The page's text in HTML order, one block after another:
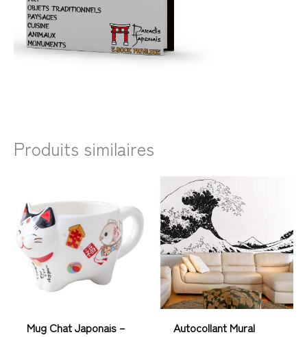
Produits similaires
Mug Chat Japonais –
Autocollant Mural
128,99€